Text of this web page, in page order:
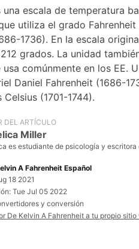
una escala de temperatura
utiliza el grado
1736). En la escala
grados. La unidad
usa comúnmente en los EE.
Daniel Fahrenheit (1686-
(1701-1744).
DEL ARTÍCULO
Miller
es estudiante de psicología y
A Fahrenheit Español
18 2021
Tue Jul 05 2022
y conversión
De Kelvin A Fahrenheit a tu propio sitio